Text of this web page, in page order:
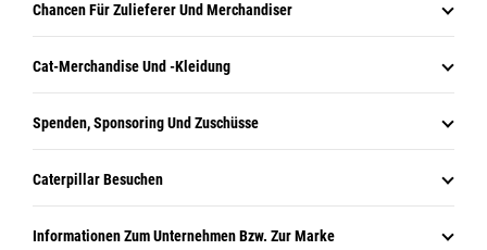
Chancen Für Zulieferer Und Merchandiser
Cat-Merchandise Und -Kleidung
Spenden, Sponsoring Und Zuschüsse
Caterpillar Besuchen
Informationen Zum Unternehmen Bzw. Zur Marke